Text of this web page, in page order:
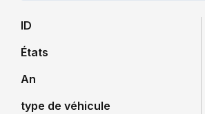
ID
États
An
type de véhicule